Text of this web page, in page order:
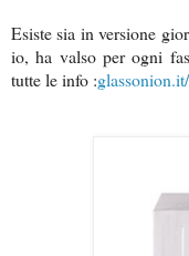
Esiste sia in versione
io, ha valso per ogni
tutte le info :